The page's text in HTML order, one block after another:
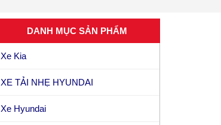
DANH MỤC SẢN PHẨM
Xe Kia
XE TẢI NHẸ HYUNDAI
Xe Hyundai